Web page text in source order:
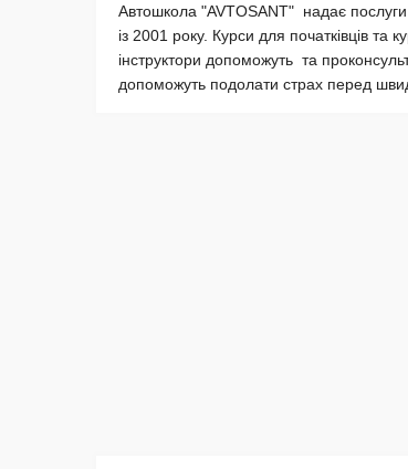
Автошкола "AVTOSANT" надає послуги
із 2001 року. Курси для початківців та
інструктори допоможуть та
допоможуть подолати страх перед